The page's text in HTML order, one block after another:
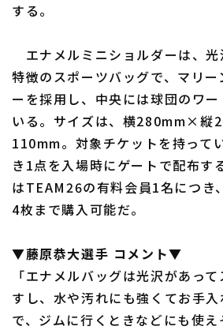
福岡ソフトバンクホークス
プライ
する。
エナメルミニショルダーは、
特徴のスポーツバッグで、マリー
ーを採用し、中央には球団のワ
いる。サイズは、横280mm×縦
110mm。対象チケットを持って
き1点を入場時にゲートで配布す
はTEAM26の有料会員1名につき
4枚まで購入可能だ。
▼藤原恭大選手 コメント▼
「エナメルバッグは光沢があっ
すし、水や汚れにも強くてお手
で、ジムに行くときなどにも使